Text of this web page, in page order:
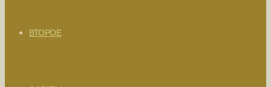
ВТОРОЕ